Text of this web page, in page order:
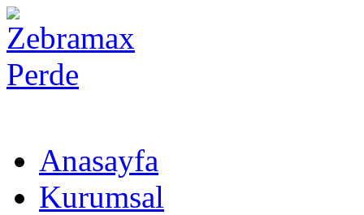
Anasayfa
Kurumsal